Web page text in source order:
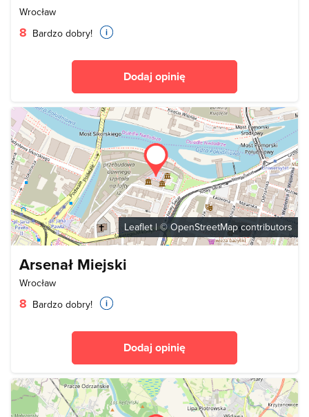
Wrocław
8 Bardzo dobry!
Dodaj opinię
Leaflet | ©OpenStreetMapcontributors
Arsenał Miejski
Wrocław
8 Bardzo dobry!
Dodaj opinię